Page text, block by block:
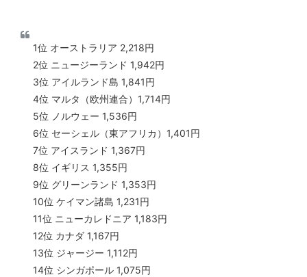
1位 オーストラリア 2,218円
2位 ニュージーランド 1,942円
3位 アイルランド島 1,841円
4位 マルタ（欧州連合）1,714円
5位 ノルウェー 1,536円
6位 セーシェル（東アフリカ）1,401円
7位 アイスランド 1,367円
8位 イギリス 1,355円
9位 グリーンランド 1,353円
10位 ケイマン諸島 1,231円
11位 ニューカレドニア 1,183円
12位 カナダ 1,167円
13位 ジャージー 1,112円
14位 シンガポール 1,075円